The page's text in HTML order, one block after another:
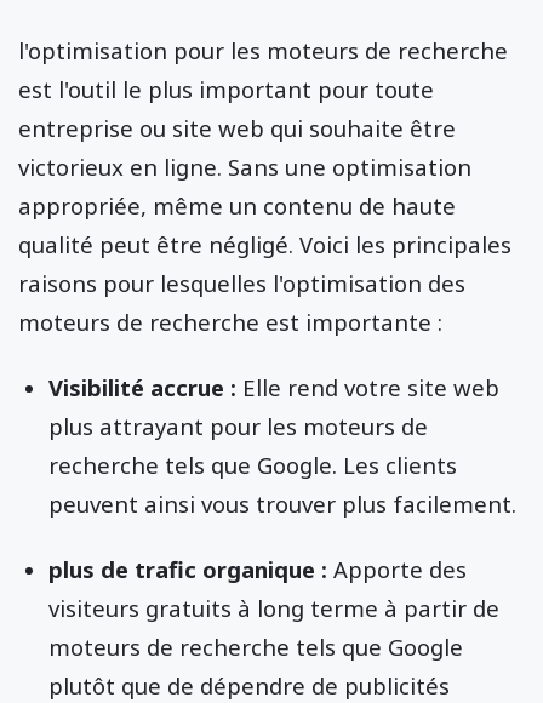
l'optimisation pour les moteurs de recherche
est l'outil le plus important pour toute
entreprise ou site web qui souhaite être
victorieux en ligne. Sans une optimisation
appropriée, même un contenu de haute
qualité peut être négligé. Voici les principales
raisons pour lesquelles l'optimisation des
moteurs de recherche est importante :
Visibilité accrue : Elle rend votre site web
plus attrayant pour les moteurs de
recherche tels que Google. Les clients
peuvent ainsi vous trouver plus facilement.
plus de trafic organique : Apporte des
visiteurs gratuits à long terme à partir de
moteurs de recherche tels que Google
plutôt que de dépendre de publicités